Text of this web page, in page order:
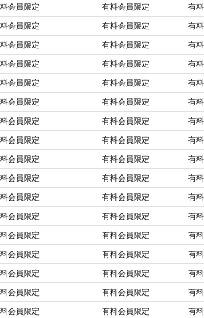
会員限定 有料会員限定 有
会員限定 有料会員限定 有
会員限定 有料会員限定 有
会員限定 有料会員限定 有
会員限定 有料会員限定 有
会員限定 有料会員限定 有
会員限定 有料会員限定 有
会員限定 有料会員限定 有
会員限定 有料会員限定 有
会員限定 有料会員限定 有
会員限定 有料会員限定 有
会員限定 有料会員限定 有
会員限定 有料会員限定 有
会員限定 有料会員限定 有
会員限定 有料会員限定 有
会員限定 有料会員限定 有
会員限定 有料会員限定 有